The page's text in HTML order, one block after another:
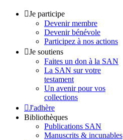
Je participe
Devenir membre
Devenir bénévole
Participez à nos actions
Je soutiens
Faites un don à la SAN
La SAN sur votre
testament
Un avenir pour vos
collections
J'adhère
Bibliothèques
Publications SAN
Manuscrits & incunables